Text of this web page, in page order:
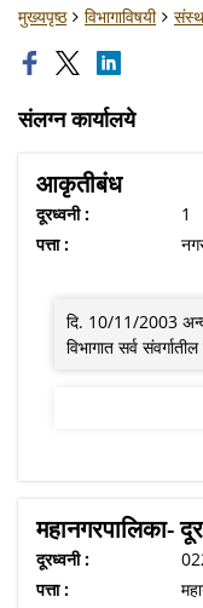
मुख्यपृष्ठ विभागाविषयी
संलग्न कार्यालये
आकृतीबंध
दूरध्वनी :
1
पत्ता :
दि. 10/11/2003
विभागात सर्व
महानगरपालिका-
दूरध्वनी :
पत्ता :